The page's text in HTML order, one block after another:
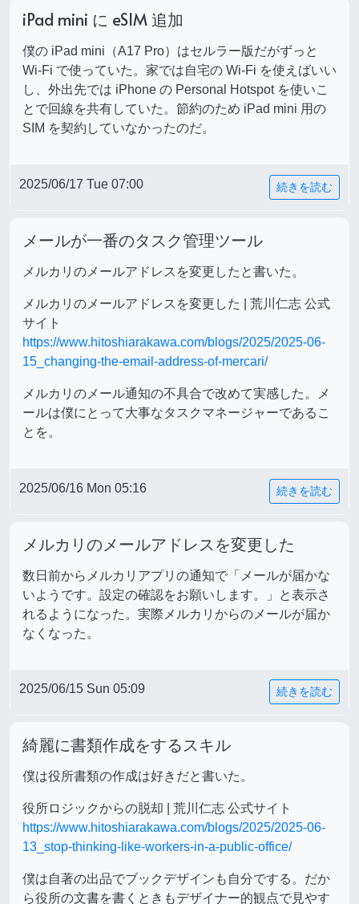
iPad mini に eSIM 追加
僕の iPad mini（A17 Pro）はセルラー版だがずっと
Wi-Fi で使っていた。家では自宅の Wi-Fi を使えばいい
し、外出先では iPhone の Personal Hotspot を使いこ
とで回線を共有していた。節約のため iPad mini 用の
SIM を契約していなかったのだ。
2025/06/17 Tue 07:00 続きを読む
メールが一番のタスク管理ツール
メルカリのメールアドレスを変更したと書いた。
メルカリのメールアドレスを変更した | 荒川仁志 公式
サイト
https://www.hitoshiarakawa.com/blogs/2025/2025-06-
15_changing-the-email-address-of-mercari/
メルカリのメール通知の不具合で改めて実感した。メ
ールは僕にとって大事なタスクマネージャーであるこ
とを。
2025/06/16 Mon 05:16 続きを読む
メルカリのメールアドレスを変更した
数日前からメルカリアプリの通知で「メールが届かな
いようです。設定の確認をお願いします。」と表示さ
れるようになった。実際メルカリからのメールが届か
なくなった。
2025/06/15 Sun 05:09 続きを読む
綺麗に書類作成をするスキル
僕は役所書類の作成は好きだと書いた。
役所ロジックからの脱却 | 荒川仁志 公式サイト
https://www.hitoshiarakawa.com/blogs/2025/2025-06-
13_stop-thinking-like-workers-in-a-public-office/
僕は自著の出品でブックデザインも自分でする。だか
ら役所の文書を書くときもデザイナー的観点で見やす